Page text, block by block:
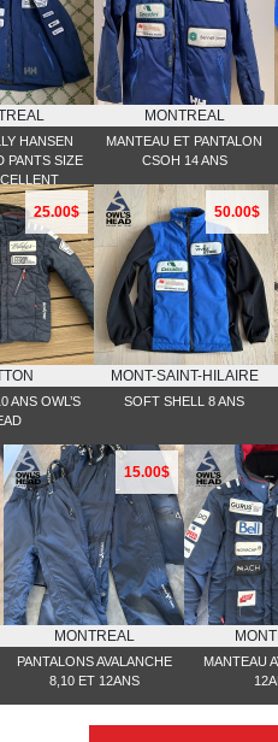
HANSEN
PANTS SIZE
MONTREAL
MANTEAU ET PANTALON
CSOH 14 ANS
25.00$
ANS OWL’S
50.00$
MONT-SAINT-HILAIRE
SOFT SHELL 8 ANS
15.00$
MONTREAL
PANTALONS AVALANCHE
8,10 ET 12ANS
MANTEAU